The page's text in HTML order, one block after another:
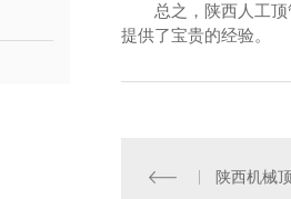
陕西公路工程
总之，陕西人工
提供了宝贵的经验。
陕西机械